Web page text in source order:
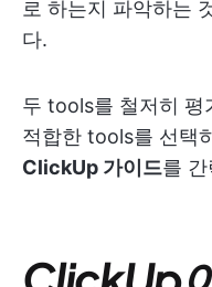
로 하는지 파악하는
다.
두 tools를 철저히 평
적합한 tools를 선택
ClickUp 가이드를